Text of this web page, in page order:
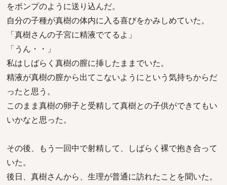
をポンプのように送り込んだ。
自分の子種が真樹の体内に入る喜びをかみしめていた。
「真樹さんの子宮に精液でてるよ」
「うん・・」
私はしばらく真樹の膣に挿したままでいた。
精液が真樹の膣から出てこないようにという気持ちからだ
ったと思う。
このまま真樹の卵子と受精して真樹との子供ができてもい
いかなと思った。
その後、もう一回中で射精して、しばらく裸で抱き合って
いた。
後日、真樹さんから、生理が普通に訪れたことを聞いた。